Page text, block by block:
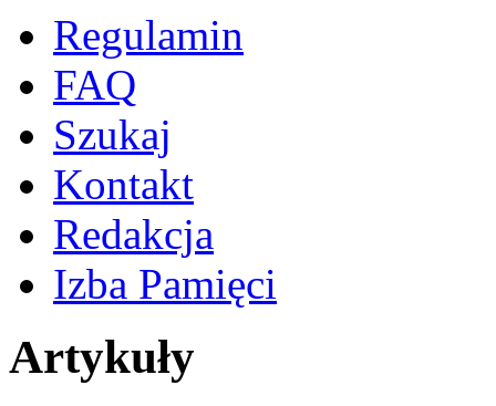
Regulamin
FAQ
Szukaj
Kontakt
Redakcja
Izba Pamięci
Artykuły